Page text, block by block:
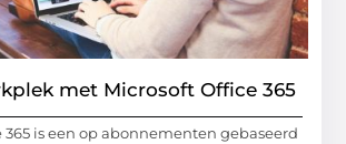
met Microsoft Office 365
365 is een op abonnementen gebaseerd